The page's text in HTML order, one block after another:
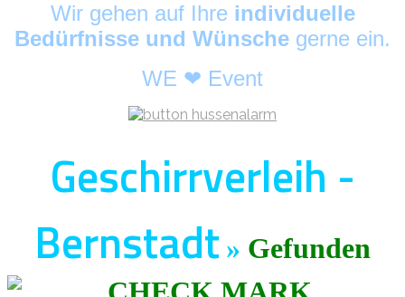
Wir gehen auf Ihre individuelle
Bedürfnisse und Wünsche gerne ein.
WE ❤ Event
Geschirrverleih -
Bernstadt » Gefunden